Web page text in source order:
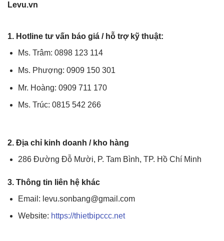
Levu.vn
1. Hotline tư vấn báo giá / hỗ trợ kỹ thuật:
Ms. Trâm: 0898 123 114
Ms. Phượng: 0909 150 301
Mr. Hoàng: 0909 711 170
Ms. Trúc: 0815 542 266
2. Địa chỉ kinh doanh / kho hàng
286 Đường Đỗ Mười, P. Tam Bình, TP. Hồ Chí Minh
3. Thông tin liên hệ khác
Email: levu.sonbang@gmail.com
Website: https://thietbipccc.net